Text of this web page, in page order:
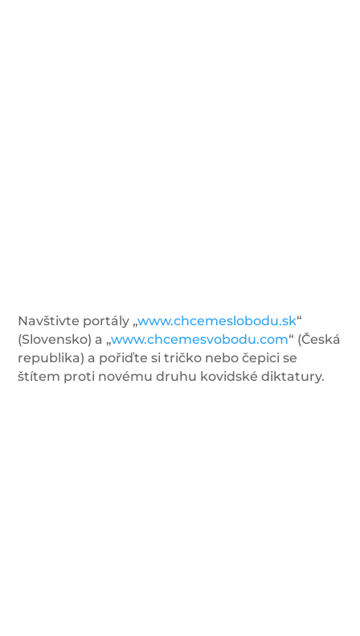
Navštivte portály „www.chcemeslobodu.sk“
(Slovensko) a „www.chcemesvobodu.com“ (Česká
republika) a pořiďte si tričko nebo čepici se
štítem proti novému druhu kovidské diktatury.